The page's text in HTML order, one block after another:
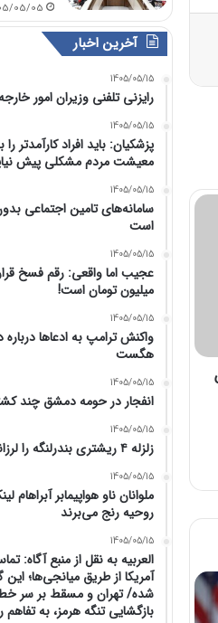
05/05
آخرین اخبار
1405/05/15
رایزنی تلفنی وزیران امور
1405/05/15
پزشکیان: باید افراد کارآمدتر
معیشت مردم مشکلی پیش
1405/05/15
سامانه‌های تامین اجتماعی
است
1405/05/15
میلیون تومان است!
1405/05/15
واکنش ترامپ به ادعاها
هگست
1405/05/15
انفجار در حومه دمشق چند
1405/05/15
زلزله ۴ ریشتری بندرلنگه را لرزاند
1405/05/15
ملوانان ناو هواپیمابر
روحیه رنج می‌برند
1405/05/15
العربیه به نقل از منبع آگاه:
آمریکا از طریق میانجی‌ها؛
شده/ تهران و مسقط بر سر
بازگشایی تنگه هرمز، به تفاهم